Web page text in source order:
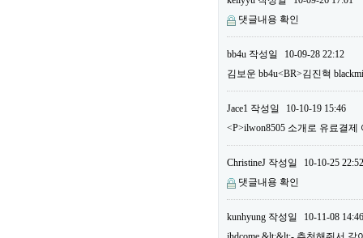
댓글내용 확인
bb4u 작성일
10-09-28 22:12
김보운 bb4u<BR>김진혁
Jace1 작성일
10-10-19 15:46
<P>ilwon8505 소개로 유료결
ChristineJ 작성일
10-10-25 22:52
댓글내용 확인
kunhyung 작성일
10-11-08 14:46